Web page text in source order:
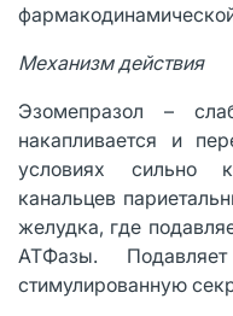
Механизм действия
Эзомепразол –
накапливается и
условиях сильно
канальцев
желудка, где
ATФазы.
стимулированную